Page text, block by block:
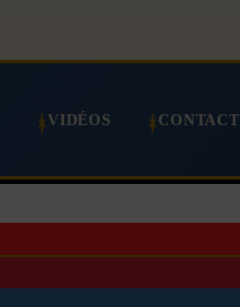
VIDÉOS CONTACT